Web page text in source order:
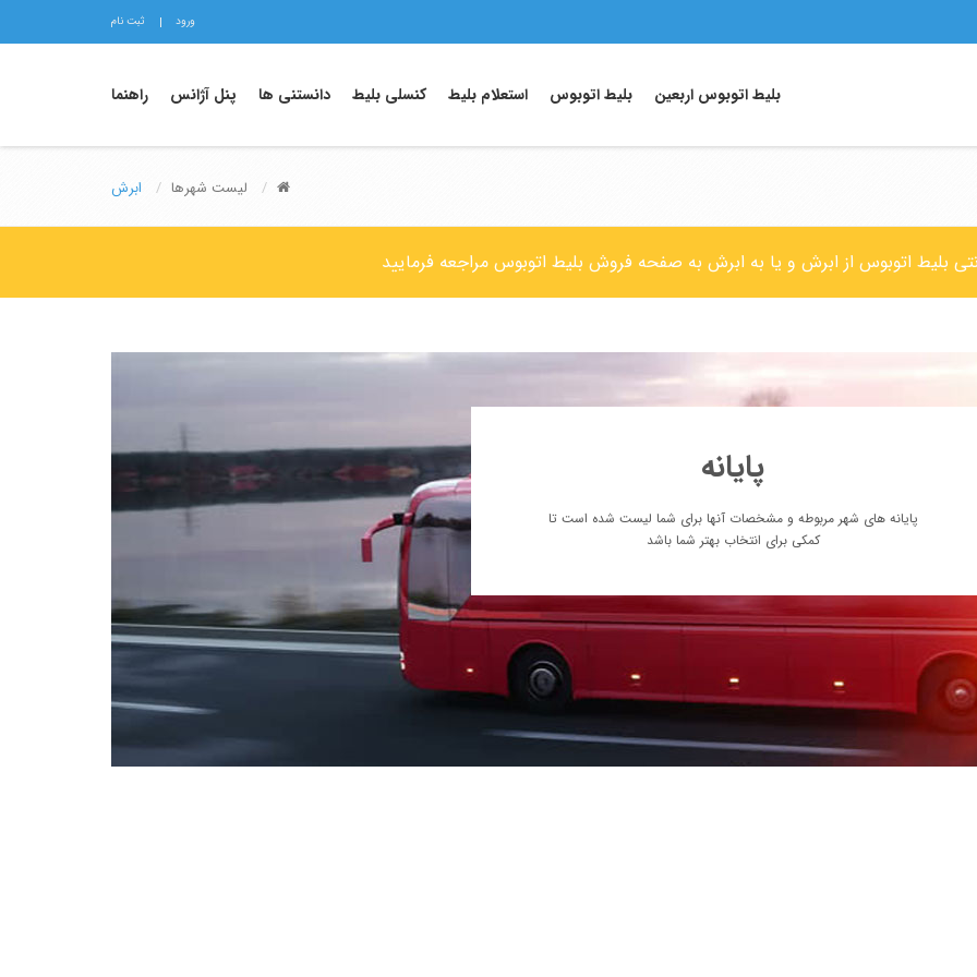
ورود ثبت نام
بلیط اتوبوس اربعین بلیط اتوبوس استعلام بلیط کنسلی بلیط دانستنی ها پنل آژانس راهنما
لیست شهرها ابرش
بلیط اتوبوس از ابرش و یا به ابرش به صفحه فروش بلیط اتوبوس مراجعه فرمایید
پایانه
پایانه های شهر مربوطه و مشخصات آنها برای شما لیست شده است تا
کمکی برای انتخاب بهتر شما باشد